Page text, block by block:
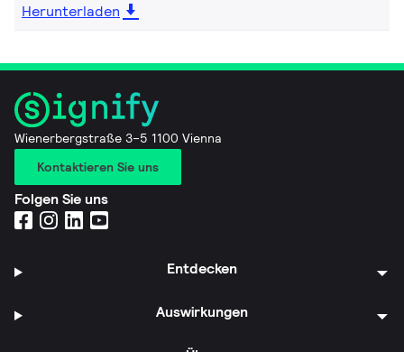
Herunterladen
Wienerbergstraße 3–5 1100 Vienna
Kontaktieren Sie uns
Folgen Sie uns
Entdecken
Auswirkungen